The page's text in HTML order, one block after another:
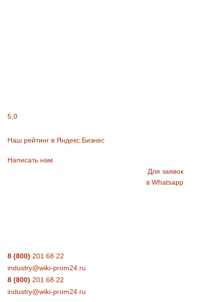
5,0
Наш рейтинг в Яндекс.Бизнес
Написать нам
Для заявок
в Whatsapp
8 (800) 201 68 22
industry@wiki-prom24.ru
8 (800) 201 68 22
industry@wiki-prom24.ru